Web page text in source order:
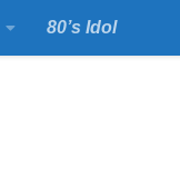
80’s Idol